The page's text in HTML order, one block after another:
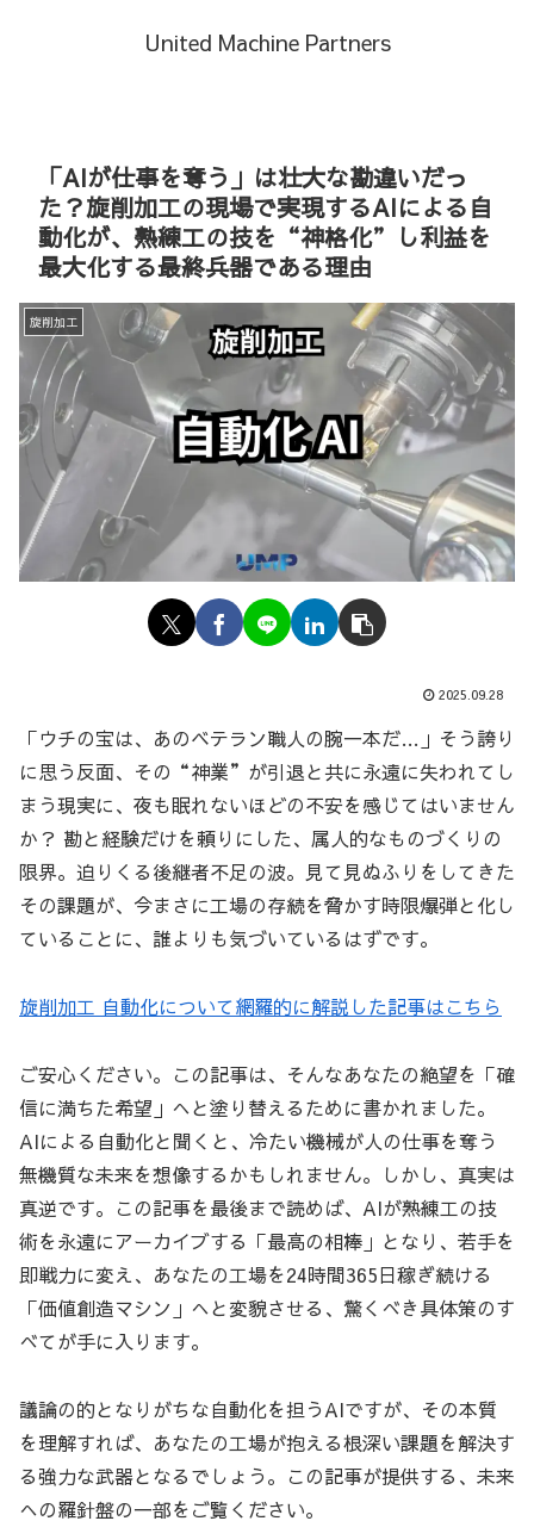
United Machine Partners
「AIが仕事を奪う」は壮大な勘違いだっ
た？旋削加工の現場で実現するAIによる自
動化が、熟練工の技を“神格化”し利益を
最大化する最終兵器である理由
旋削加工
2025.09.28
「ウチの宝は、あのベテラン職人の腕一本だ…」そう誇り
に思う反面、その“神業”が引退と共に永遠に失われてし
まう現実に、夜も眠れないほどの不安を感じてはいません
か？ 勘と経験だけを頼りにした、属人的なものづくりの
限界。迫りくる後継者不足の波。見て見ぬふりをしてきた
その課題が、今まさに工場の存続を脅かす時限爆弾と化し
ていることに、誰よりも気づいているはずです。
旋削加工 自動化について網羅的に解説した記事はこちら
ご安心ください。この記事は、そんなあなたの絶望を「確
信に満ちた希望」へと塗り替えるために書かれました。
AIによる自動化と聞くと、冷たい機械が人の仕事を奪う
無機質な未来を想像するかもしれません。しかし、真実は
真逆です。この記事を最後まで読めば、AIが熟練工の技
術を永遠にアーカイブする「最高の相棒」となり、若手を
即戦力に変え、あなたの工場を24時間365日稼ぎ続ける
「価値創造マシン」へと変貌させる、驚くべき具体策のす
べてが手に入ります。
議論の的となりがちな自動化を担うAIですが、その本質
を理解すれば、あなたの工場が抱える根深い課題を解決す
る強力な武器となるでしょう。この記事が提供する、未来
への羅針盤の一部をご覧ください。